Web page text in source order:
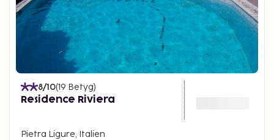
8/10(19 Betyg)
Residence Riviera
Pietra Ligure, Italien